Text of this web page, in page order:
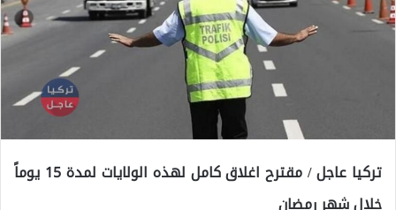
تركيا عاجل / مقترح اغلاق كامل لهذه الولايات لمدة 15 يوماً
خلال شهر رمضان